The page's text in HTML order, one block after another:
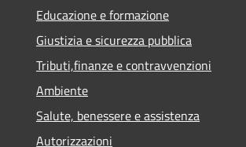
Educazione e formazione
Giustizia e sicurezza pubblica
Tributi,finanze e contravvenzioni
Ambiente
Salute, benessere e assistenza
Autorizzazioni